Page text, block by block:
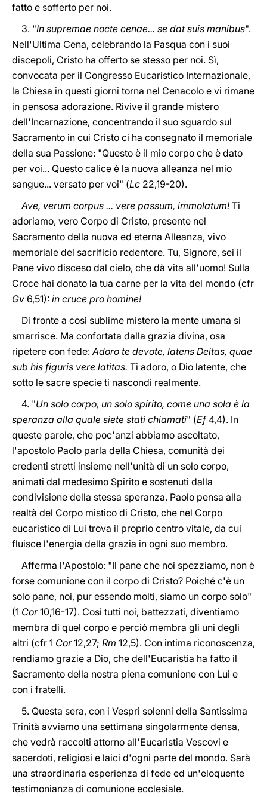
fatto e sofferto per noi.
3. "In supremae nocte cenae... se dat suis manibus".
Nell'Ultima Cena, celebrando la Pasqua con i suoi
discepoli, Cristo ha offerto se stesso per noi. Sì,
convocata per il Congresso Eucaristico Internazionale,
la Chiesa in questi giorni torna nel Cenacolo e vi rimane
in pensosa adorazione. Rivive il grande mistero
dell'Incarnazione, concentrando il suo sguardo sul
Sacramento in cui Cristo ci ha consegnato il memoriale
della sua Passione: "Questo è il mio corpo che è dato
per voi... Questo calice è la nuova alleanza nel mio
sangue... versato per voi" (Lc 22,19-20).
Ave, verum corpus ... vere passum, immolatum! Ti
adoriamo, vero Corpo di Cristo, presente nel
Sacramento della nuova ed eterna Alleanza, vivo
memoriale del sacrificio redentore. Tu, Signore, sei il
Pane vivo disceso dal cielo, che dà vita all'uomo! Sulla
Croce hai donato la tua carne per la vita del mondo (cfr
Gv 6,51): in cruce pro homine!
Di fronte a così sublime mistero la mente umana si
smarrisce. Ma confortata dalla grazia divina, osa
ripetere con fede: Adoro te devote, latens Deitas, quae
sub his figuris vere latitas. Ti adoro, o Dio latente, che
sotto le sacre specie ti nascondi realmente.
4. "Un solo corpo, un solo spirito, come una sola è la
speranza alla quale siete stati chiamati" (Ef4,4). In
queste parole, che poc'anzi abbiamo ascoltato,
l'apostolo Paolo parla della Chiesa, comunità dei
credenti stretti insieme nell'unità di un solo corpo,
animati dal medesimo Spirito e sostenuti dalla
condivisione della stessa speranza. Paolo pensa alla
realtà del Corpo mistico di Cristo, che nel Corpo
eucaristico di Lui trova il proprio centro vitale, da cui
fluisce l'energia della grazia in ogni suo membro.
Afferma l'Apostolo: "Il pane che noi spezziamo, non è
forse comunione con il corpo di Cristo? Poiché c'è un
solo pane, noi, pur essendo molti, siamo un corpo solo"
(1 Cor10,16-17). Così tutti noi, battezzati, diventiamo
membra di quel corpo e perciò membra gli uni degli
altri (cfr 1 Cor12,27; Rm 12,5). Con intima riconoscenza,
rendiamo grazie a Dio, che dell'Eucaristia ha fatto il
Sacramento della nostra piena comunione con Lui e
con i fratelli.
5. Questa sera, con i Vespri solenni della Santissima
Trinità avviamo una settimana singolarmente densa,
che vedrà raccolti attorno all'Eucaristia Vescovi e
sacerdoti, religiosi e laici d'ogni parte del mondo. Sarà
una straordinaria esperienza di fede ed un'eloquente
testimonianza di comunione ecclesiale.